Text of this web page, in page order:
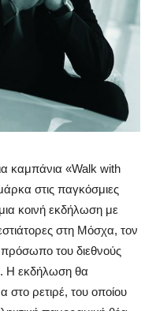
καμπάνια «Walk with
στις παγκόσμιες
κοινή εκδήλωση με
στη Μόσχα, τον
του διεθνούς
Η εκδήλωση θα
στο ρετιρέ, του οποίου